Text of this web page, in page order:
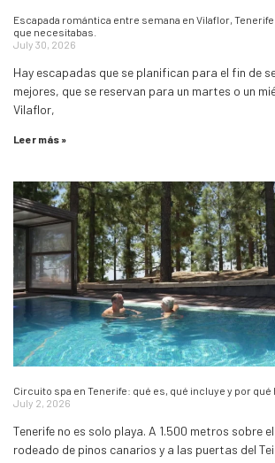
Escapada romántica entre semana en Vilaflor,
que necesitabas.
July 30, 2026
Hay escapadas que se planifican para el fin de
mejores, que se reservan para un martes o un
Vilaflor,
Leer más »
Circuito spa en Tenerife: qué es, qué incluye y por qué
July 2, 2026
Tenerife no es solo playa. A 1.500 metros sobre
rodeado de pinos canarios y a las puertas del